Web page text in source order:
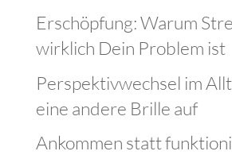
Erschöpfung: Warum
wirklich Dein Problem ist
Perspektivwechsel im
eine andere Brille auf
Ankommen statt